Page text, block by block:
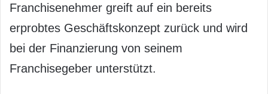
Franchisenehmer greift auf ein bereits
erprobtes Geschäftskonzept zurück und wird
bei der Finanzierung von seinem
Franchisegeber unterstützt.